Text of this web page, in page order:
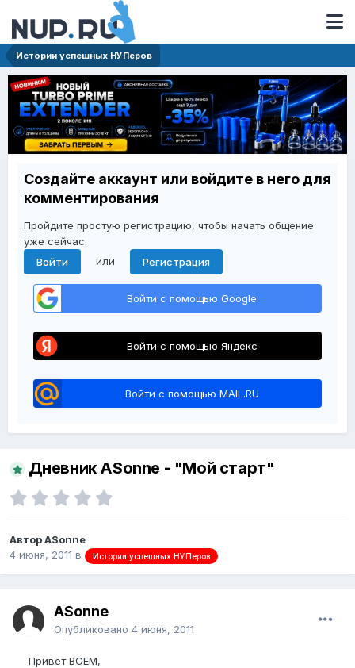
Истории успешных НУПеров
Создайте аккаунт или войдите в него для
комментирования
Пройдите простую регистрацию, чтобы начать общение
уже сейчас.
Войти
или Регистрация
Войти с помощью Google
Войти с помощью Яндекс
Войти с помощью MAIL.RU
Дневник ASonne - "Мой старт"
Автор ASonne
4 июня, 2011 в Истории успешных НУПеров
ASonne
Опубликовано 4 июня, 2011
Привет ВСЕМ,